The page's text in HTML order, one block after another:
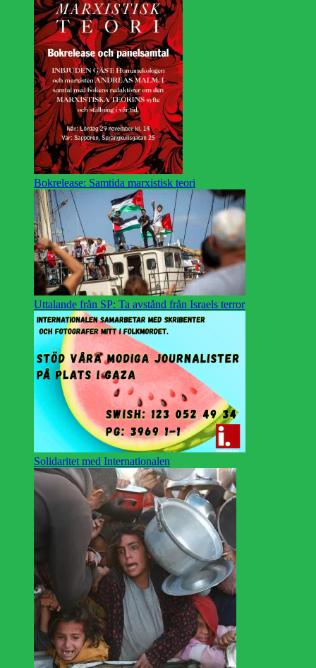
Bokrelease: Samtida marxistisk teori
Uttalande från SP: Ta avstånd från Israels terror
Solidaritet med Internationalen